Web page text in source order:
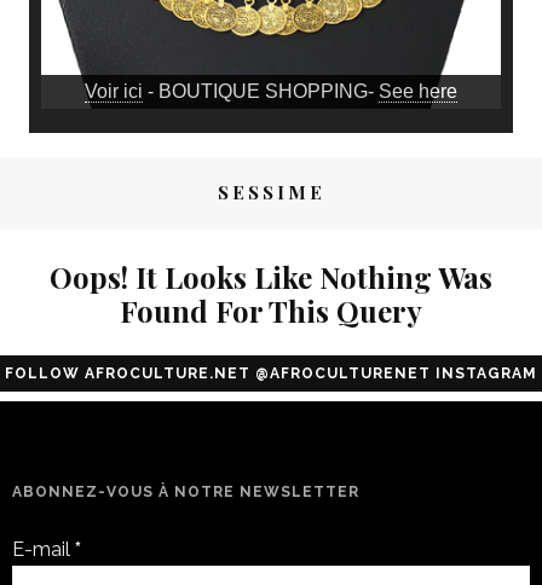
Voir ici - BOUTIQUE SHOPPING- See here
SESSIME
Oops! It Looks Like Nothing Was
Found For This Query
FOLLOW AFROCULTURE.NET @AFROCULTURENET INSTAGRAM
Configuration error or no pictures...
ABONNEZ-VOUS À NOTRE NEWSLETTER
E-mail *